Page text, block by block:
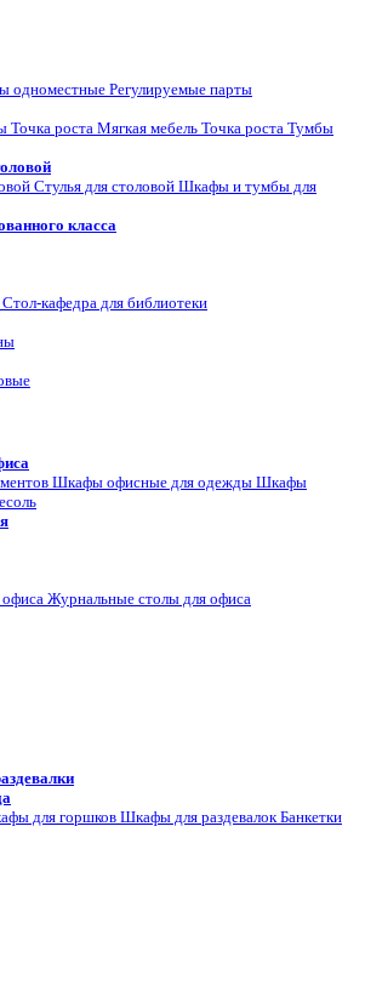
одноместные Регулируемые парты
ростаМягкая мебель Точка роста Тумбы
Стулья для столовой Шкафы и тумбы для
класса
Стол-кафедра для библиотеки
Шкафы офисные для одежды Шкафы
Журнальные столы для офиса
для горшков Шкафы для раздевалок Банкетки